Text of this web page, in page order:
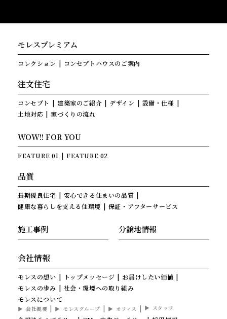
モレスプレミアム
コレクション コンセプトハウスのご案内
注文住宅
コンセプト 建築家のご紹介 デザイン
設備・仕様
土地対応
家づくりの流れ
WOW!! FOR YOU
FEATURE 01 FEATURE 02
品質
長期優良住宅
安心できる住まいの品質
健康な暮らしを支える住環境
保証・アフターサービス
施工事例 分譲地情報
会社情報
モレスの想い トップメッセージ
お届けしたい価値
モレスの歩み
社会・環境への取り組み
モレスについて
会社概要 モレスグループ オフィス スタッフ